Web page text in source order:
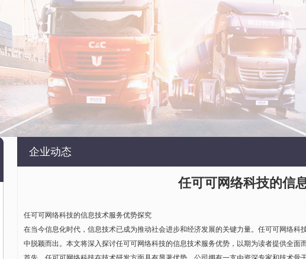
企业动态
任可可网络科技的信
任可可网络科技的信息技术服务优势探究
在当今信息化时代，信息技术已成为推动社会进步和经济发展的关键力量。任可可网络
中脱颖而出。本文将深入探讨任可可网络科技的信息技术服务优势，以期为读者提供全面